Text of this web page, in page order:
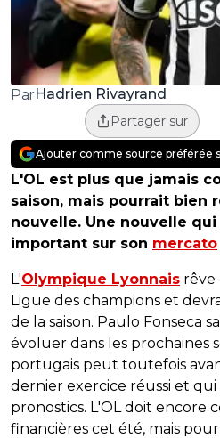
ParHadrien Rivayrand
Partager sur
Ajouter comme source préférée
L'OL est plus que jamais
saison, mais pourrait bien
nouvelle. Une nouvelle
important sur son mercato
L'Olympique Lyonnais rêve
Ligue des champions et
de la saison. Paulo Fonseca
évoluer dans les prochaines
portugais peut toutefois
dernier exercice réussi et
pronostics. L'OL doit encore
financières cet été, mais